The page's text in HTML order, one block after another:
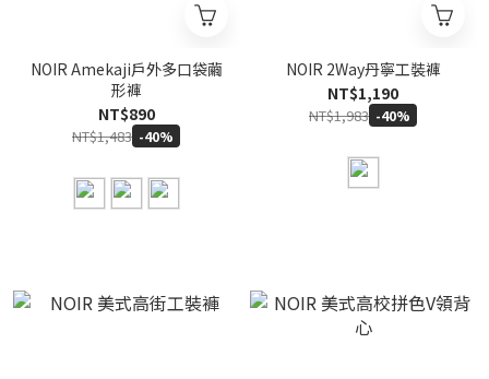
NOIR Amekaji戶外多口袋繭
形褲
NT$890
NT$1,483 -40%
NOIR 2Way丹寧工裝褲
NT$1,190
NT$1,983 -40%